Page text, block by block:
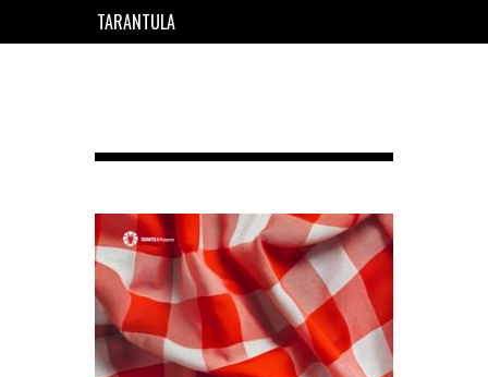
TARANTULA